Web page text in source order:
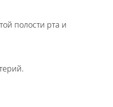
полости рта и